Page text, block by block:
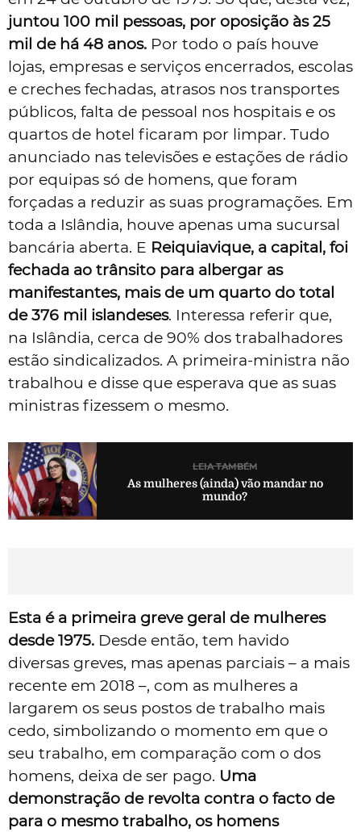
juntou 100 mil pessoas, por oposição às 25
mil de há 48 anos. Por todo o país houve
lojas, empresas e serviços encerrados, escolas
e creches fechadas, atrasos nos transportes
públicos, falta de pessoal nos hospitais e os
quartos de hotel ficaram por limpar. Tudo
anunciado nas televisões e estações de rádio
por equipas só de homens, que foram
forçadas a reduzir as suas programações. Em
toda a Islândia, houve apenas uma sucursal
bancária aberta. E Reiquiavique, a capital, foi
fechada ao trânsito para albergar as
manifestantes, mais de um quarto do total
de 376 mil islandeses. Interessa referir que,
na Islândia, cerca de 90% dos trabalhadores
estão sindicalizados. A primeira-ministra não
trabalhou e disse que esperava que as suas
ministras fizessem o mesmo.
LEIA TAMBÉM
As mulheres (ainda) vão mandar no
mundo?
Esta é a primeira greve geral de mulheres
desde 1975. Desde então, tem havido
diversas greves, mas apenas parciais – a mais
recente em 2018 –, com as mulheres a
largarem os seus postos de trabalho mais
cedo, simbolizando o momento em que o
seu trabalho, em comparação com o dos
homens, deixa de ser pago. Uma
demonstração de revolta contra o facto de
para o mesmo trabalho, os homens